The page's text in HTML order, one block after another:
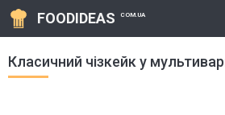
FOODIDEAS COM.UA
Класичний чізкейк у